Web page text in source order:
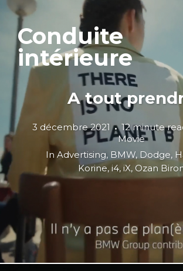
Conduite
intérieure
A tout
3 décembre 2021 12 minute
Movie
In Advertising, BMW, Dodge,
Korine, i4, iX, Ozan